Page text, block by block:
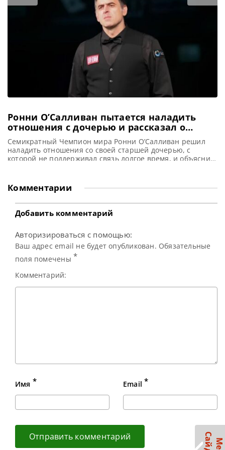
турниры. Целый месяц поклонники снукера будут
наслаждаться множеством событий: от важных
рейтинговых турниров в
Ронни О’Салливан пытается наладить
отношения с дочерью и рассказал о
причинах переезда в Дубай
Семикратный Чемпион мира Ронни О’Салливан решил
наладить отношения со своей старшей дочерью, с
которой не поддерживал связь долгое время, и объяснил
наладить контакт с дочерью, с которой его пути
разошлись много лет назад. Многократный победитель
Чемпионата мира по снукеру осознает, что
Комментарии
Добавить комментарий
Авторизироваться с помощью:
Ваш адрес email не будет опубликован. Обязательные
поля помечены *
Комментарий:
Имя * Email *